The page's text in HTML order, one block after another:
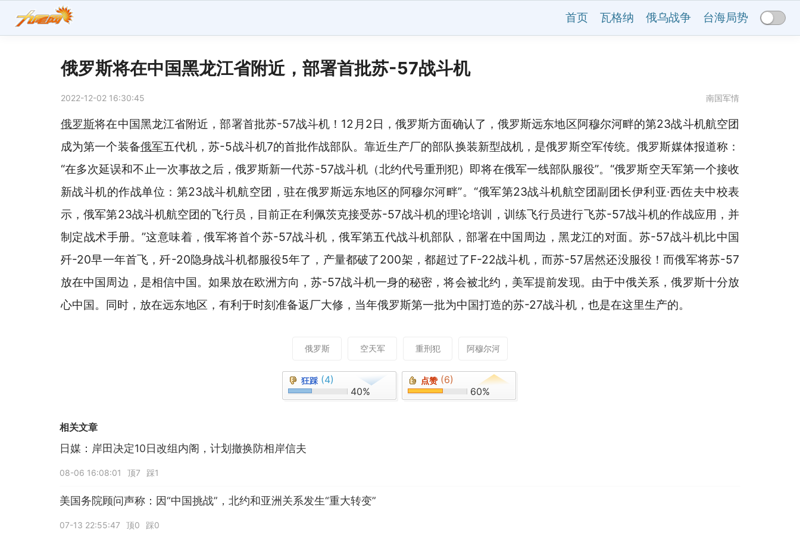
首页 瓦格纳 俄乌战争 台海局势
俄罗斯将在中国黑龙江省附近，部署首批苏-57战斗机
2022-12-02 16:30:45 南国军情
俄罗斯将在中国黑龙江省附近，部署首批苏-57战斗机！12月2日，俄罗斯方面确认了，俄罗斯远东地区阿穆尔河畔的第23战斗机航空团
成为第一个装备俄军五代机，苏-5战斗机7的首批作战部队。靠近生产厂的部队换装新型战机，是俄罗斯空军传统。俄罗斯媒体报道称：
“在多次延误和不止一次事故之后，俄罗斯新一代苏-57战斗机（北约代号重刑犯）即将在俄军一线部队服役”。“俄罗斯空天军第一个接收
新战斗机的作战单位：第23战斗机航空团，驻在俄罗斯远东地区的阿穆尔河畔”。“俄军第23战斗机航空团副团长伊利亚·西佐夫中校表
示，俄军第23战斗机航空团的飞行员，目前正在利佩茨克接受苏-57战斗机的理论培训，训练飞行员进行飞苏-57战斗机的作战应用，并
制定战术手册。”这意味着，俄军将首个苏-57战斗机，俄军第五代战斗机部队，部署在中国周边，黑龙江的对面。苏-57战斗机比中国
歼-20早一年首飞，歼-20隐身战斗机都服役5年了，产量都破了200架，都超过了F-22战斗机，而苏-57居然还没服役！而俄军将苏-57
放在中国周边，是相信中国。如果放在欧洲方向，苏-57战斗机一身的秘密，将会被北约，美军提前发现。由于中俄关系，俄罗斯十分放
心中国。同时，放在远东地区，有利于时刻准备返厂大修，当年俄罗斯第一批为中国打造的苏-27战斗机，也是在这里生产的。
俄罗斯 空天军 重刑犯 阿穆尔河
狂踩 (4)
40%
点赞 (6)
60%
相关文章
日媒：岸田决定10日改组内阁，计划撤换防相岸信夫
08-06 16:08:01 顶7 踩1
美国务院顾问声称：因“中国挑战”，北约和亚洲关系发生“重大转变”
07-13 22:55:47 顶0 踩0